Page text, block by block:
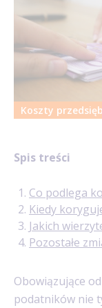
Koszty
Spis treści
Co podlega
Kiedy
Jakich
Pozostałe
Obowiązujące
podatników nie